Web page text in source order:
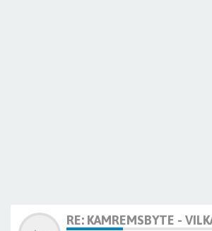
RE: KAMREMSBYTE -